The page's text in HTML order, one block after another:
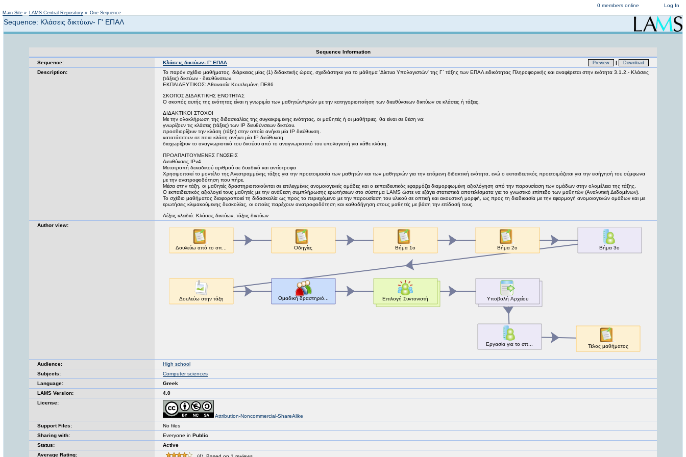
Log In
0 members online
Main Site » LAMS Central Repository » One Sequence
Sequence: Κλάσεις δικτύων- Γ' ΕΠΑΛ
Sequence Information
Sequence:
Κλάσεις δικτύων- Γ' ΕΠΑΛ Preview | Download
Description:
Το παρόν σχέδιο μαθήματος, διάρκειας μίας (1) διδακτικής ώρας, σχεδιάστηκε για το μάθημα 'Δίκτυα Υπολογιστών' της Γ΄ τάξης των ΕΠΑΛ ειδικότητας Πληροφορικής και αναφέρεται στην ενότητα 3.1.2.- Κλάσεις
(τάξεις) δικτύων - διευθύνσεων.
ΕΚΠΑΙΔΕΥΤΙΚΟΣ: Αθανασία Κουτλεμάνη ΠΕ86
ΣΚΟΠΟΣ ΔΙΔΑΚΤΙΚΗΣ ΕΝΟΤΗΤΑΣ
Ο σκοπός αυτής της ενότητας είναι η γνωριμία των μαθητών/τριών με την κατηγοριοποίηση των διευθύνσεων δικτύων σε κλάσεις ή τάξεις.
ΔΙΔΑΚΤΙΚΟΙ ΣΤΟΧΟΙ
Με την ολοκλήρωση της διδασκαλίας της συγκεκριμένης ενότητας, οι μαθητές ή οι μαθήτριες, θα είναι σε θέση να:
γνωρίζουν τις κλάσεις (τάξεις) των ΙΡ διευθύνσεων δικτύου.
προσδιορίζουν την κλάση (τάξη) στην οποία ανήκει μία ΙΡ διεύθυνση.
κατατάσσουν σε ποια κλάση ανήκει μία ΙΡ διεύθυνση.
διαχωρίζουν το αναγνωριστικό του δικτύου από το αναγνωριστικό του υπολογιστή για κάθε κλάση.
ΠΡΟΑΠΑΙΤΟΥΜΕΝΕΣ ΓΝΩΣΕΙΣ
Διευθύνσεις IPv4
Μετατροπή δεκαδικού αριθμού σε δυαδικό και αντίστροφα
Χρησιμοποιεί το μοντέλο της Ανεστραμμένης τάξης για την προετοιμασία των μαθητών και των μαθητριών για την επόμενη διδακτική ενότητα, ενώ ο εκπαιδευτικός προετοιμάζεται για την εισήγησή του σύμφωνα
με την ανατροφοδότηση που πήρε.
Μέσα στην τάξη, οι μαθητές δραστηριοποιούνται σε επιλεγμένες ανομοιογενείς ομάδες και ο εκπαιδευτικός εφαρμόζει διαμορφωμένη αξιολόγηση από την παρουσίαση των ομάδων στην ολομέλεια της τάξης.
Ο εκπαιδευτικός αξιολογεί τους μαθητές με την ανάθεση συμπλήρωσης ερωτήσεων στο σύστημα LAMS ώστε να εξάγει στατιστικά αποτελέσματα για το γνωστικό επίπεδο των μαθητών (Αναλυτική Δεδομένων).
Το σχέδιο μαθήματος διαφοροποιεί τη διδασκαλία ως προς το περιεχόμενο με την παρουσίαση του υλικού σε οπτική και ακουστική μορφή, ως προς τη διαδικασία με την εφαρμογή ανομοιογενών ομάδων και με
ερωτήσεις κλιμακούμενης δυσκολίας, οι οποίες παρέχουν ανατροφοδότηση και καθοδήγηση στους μαθητές με βάση την επίδοσή τους.
Λέξεις κλειδιά: Κλάσεις δικτύων, τάξεις δικτύων
Author view:
Audience:
High school
Subjects:
Computer sciences
Language:
Greek
LAMS Version:
4.0
License:
Attribution-Noncommercial-ShareAlike
Support Files:
No files
Sharing with:
Everyone in Public
Status:
Active
Average Rating: